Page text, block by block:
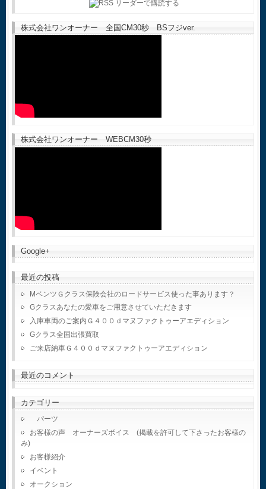
株式会社ワンオーナー 全国CM30秒 BSフジver.
株式会社ワンオーナー WEBCM30秒
Google+
最近の投稿
MベンツＧクラス保険会社のロードサービス使った事あります？
Gクラスあなたの愛車をご用意させていただきます
入庫車両のご案内Ｇ４００ｄマヌファクトゥーアエディション
Gクラス全国出張買取
ご来店納車Ｇ４００ｄマヌファクトゥーアエディション
最近のコメント
カテゴリー
パーツ
お客様の声 オーナーズボイス (掲載を許可して下さったお客様の
み)
お客様紹介
イベント
オークション